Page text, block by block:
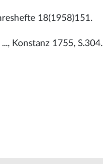
18(1958)151.
Konstanz 1755, S.304.